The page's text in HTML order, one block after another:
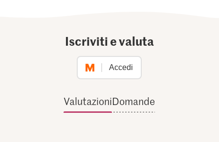
Iscriviti e valuta
Accedi
ValutazioniDomande